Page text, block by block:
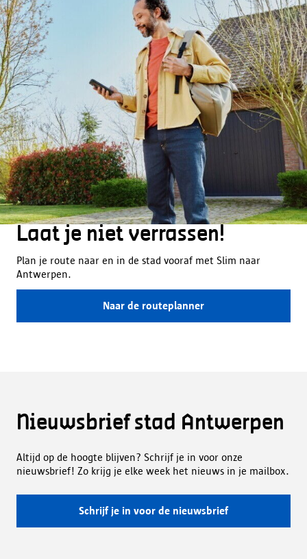
Laat je niet verrassen!
Plan je route naar en in de stad vooraf met Slim naar
Antwerpen.
Naar de routeplanner
Nieuwsbrief stad Antwerpen
Altijd op de hoogte blijven? Schrijf je in voor onze
nieuwsbrief! Zo krijg je elke week het nieuws in je mailbox.
Schrijf je in voor de nieuwsbrief